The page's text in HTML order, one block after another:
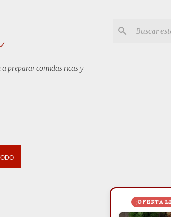
a preparar comidas ricas y
¡OFERTA